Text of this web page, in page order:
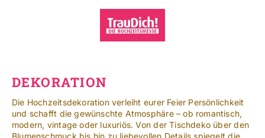
Mehr
SUCHE
DEKORATION
Die Hochzeitsdekoration verleiht eurer Feier Persönlichkeit
und schafft die gewünschte Atmosphäre – ob romantisch,
modern, vintage oder luxuriös. Von der Tischdeko über den
Blumenschmuck bis hin zu liebevollen Details spiegelt die